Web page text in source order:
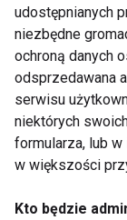
Mrożone
batoniki z
zdrowy deser
cukru, który
pokochasz
udostępnianych
niezbędne
ochroną danych
odsprzedawana
serwisu
niektórych
formularza, lub
w większości
Kto będzie